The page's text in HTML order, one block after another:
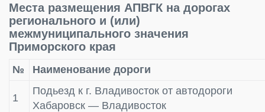
Места размещения АПВГК на дорогах
регионального и (или)
межмуниципального значения
Приморского края
№ Наименование дороги
1
Подьезд к г. Владивосток от автодороги
Хабаровск — Владивосток